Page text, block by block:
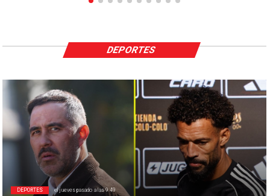
DEPORTES el jueves pasado a las 9:49
DEPORTES